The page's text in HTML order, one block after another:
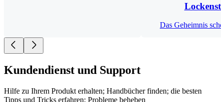
Das Geheimnis
Kundendienst und Support
Hilfe zu Ihrem Produkt erhalten; Handbücher finden; die besten
Tipps und Tricks erfahren; Probleme beheben